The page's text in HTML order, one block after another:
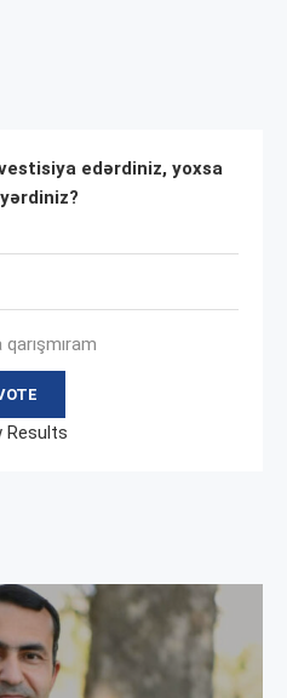
edərdiniz, yoxsa
Results